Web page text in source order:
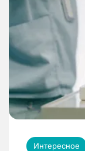
Интересное